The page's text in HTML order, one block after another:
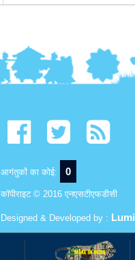
आगंतुकों का कोई: 0
कॉपीराइट © 2016 एनएसटीएफडीसी
Designed & Developed by :